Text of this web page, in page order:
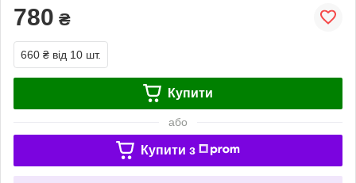
780 ₴
660 ₴ від 10 шт.
Купити
або
Купити з